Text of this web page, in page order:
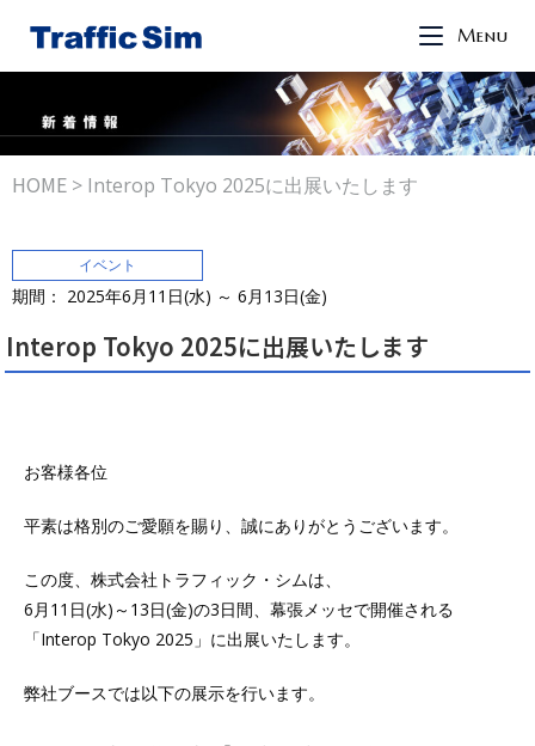
Menu
HOME > Interop Tokyo 2025に出展いたします
イベント
期間： 2025年6⽉11日(水) ～ 6⽉13日(金)
Interop Tokyo 2025に出展いたします
お客様各位
平素は格別のご愛願を賜り、誠にありがとうございます。
この度、株式会社トラフィック・シムは、
6月11日(水)～13日(金)の3日間、幕張メッセで開催される
「Interop Tokyo 2025」に出展いたします。
弊社ブースでは以下の展示を行います。